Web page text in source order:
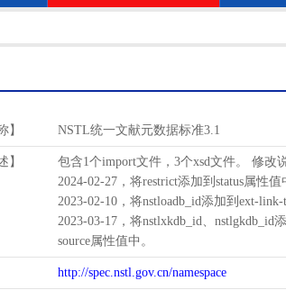
】 NSTL统一文献元数据标准3.1
】
包含1个import文件，3个xsd文件。 修改
2024-02-27，将restrict添加到status属性值
2023-02-10，将nstloadb_id添加到ext-link-
2023-03-17，将nstlxkdb_id、nstlgkdb_id
source属性值中。
http://spec.nstl.gov.cn/namespace